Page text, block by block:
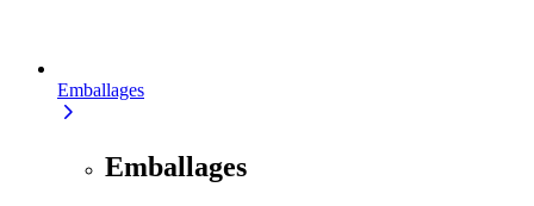
Emballages
Emballages